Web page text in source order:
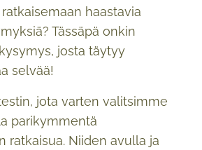
haastavia
Tässäpä onkin
josta täytyy
selvää!
jota varten valitsimme
parikymmentä
ratkaisua. Niiden avulla ja